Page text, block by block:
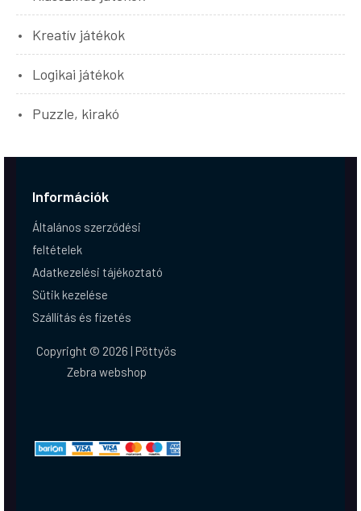
Kreatív játékok
Logikai játékok
Puzzle, kirakó
Információk
Általános szerződési
feltételek
Adatkezelési tájékoztató
Sütik kezelése
Szállítás és fizetés
Copyright © 2026 | Pöttyös
Zebra webshop